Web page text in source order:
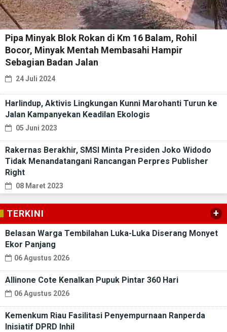
Pipa Minyak Blok Rokan di Km 16 Balam, Rohil
Bocor, Minyak Mentah Membasahi Hampir
Sebagian Badan Jalan
24 Juli 2024
Harlindup, Aktivis Lingkungan Kunni Marohanti Turun ke
Jalan Kampanyekan Keadilan Ekologis
05 Juni 2023
Rakernas Berakhir, SMSI Minta Presiden Joko Widodo
Tidak Menandatangani Rancangan Perpres Publisher
Right
08 Maret 2023
TERKINI +
Belasan Warga Tembilahan Luka-Luka Diserang Monyet
Ekor Panjang
06 Agustus 2026
Allinone Cote Kenalkan Pupuk Pintar 360 Hari
06 Agustus 2026
Kemenkum Riau Fasilitasi Penyempurnaan Ranperda
Inisiatif DPRD Inhil